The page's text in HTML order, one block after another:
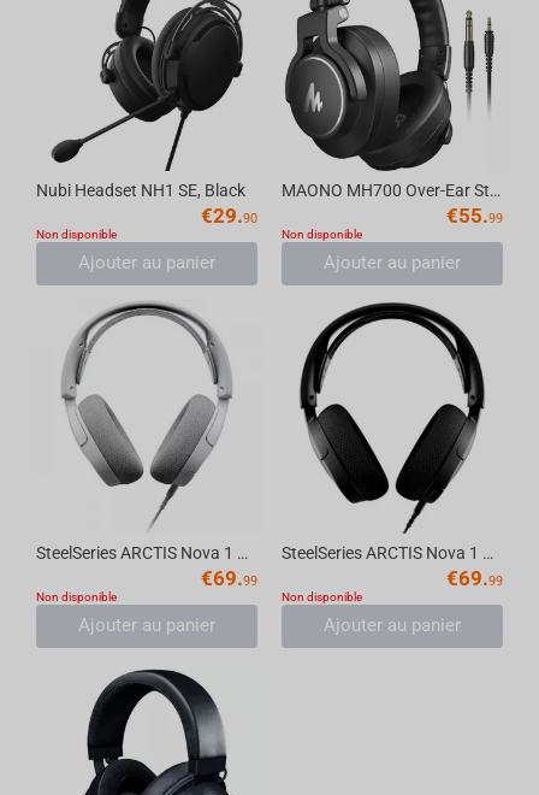
Nubi Headset NH1 SE, Black
€29.90
Non disponible
Ajouter au panier
MAONO MH700 Over-Ear Studio Headphones
€55.99
Non disponible
Ajouter au panier
SteelSeries ARCTIS Nova 1 White Wired Gaming Headset
€69.99
Non disponible
Ajouter au panier
SteelSeries ARCTIS Nova 1 Black Wired Gaming Headset
€69.99
Non disponible
Ajouter au panier